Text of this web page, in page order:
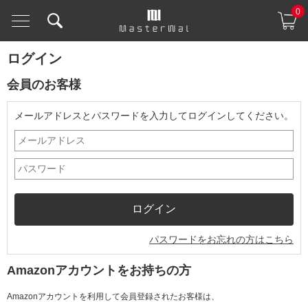
0
ログイン
会員のお客様
メールアドレスとパスワードを入力してログインしてください。
パスワードをお忘れの方はこちら
Amazonアカウントをお持ちの方
Amazonアカウントを利用して会員登録されたお客様は、